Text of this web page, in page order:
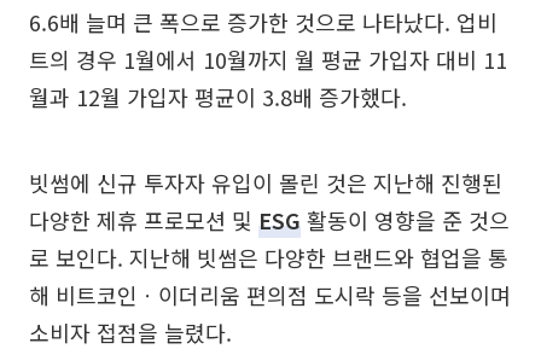
6.6배 늘며 큰 폭으로 증가한 것으로 나타났다. 업비
트의 경우 1월에서 10월까지 월 평균 가입자 대비 11
월과 12월 가입자 평균이 3.8배 증가했다.
빗썸에 신규 투자자 유입이 몰린 것은 지난해 진행된
다양한 제휴 프로모션 및 ESG활동이 영향을 준 것으
로 보인다. 지난해 빗썸은 다양한 브랜드와 협업을 통
해 비트코인ㆍ이더리움 편의점 도시락 등을 선보이며
소비자 접점을 늘렸다.